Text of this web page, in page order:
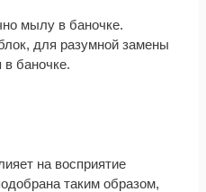
мылу в баночке.
для разумной замены
баночке.
на восприятие
таким образом,